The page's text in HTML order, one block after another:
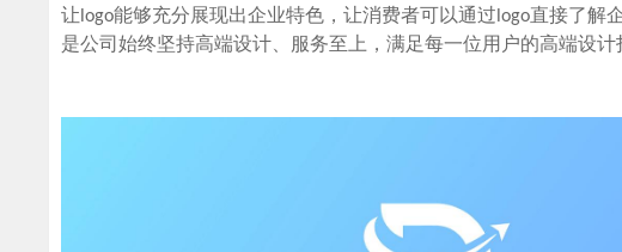
让logo能够充分展现出企业特色，让消费者可以通过logo直接了
是公司始终坚持高端设计、服务至上，满足每一位用户的高端设计